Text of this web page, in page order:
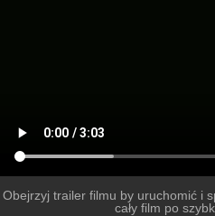
Obejrzyj trailer filmu by uruchomić i
cały film po